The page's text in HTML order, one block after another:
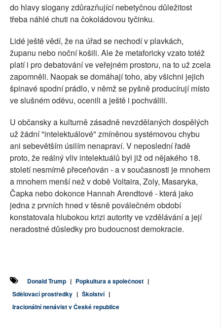
do hlavy slogany zdůrazňující nebetyčnou důležitost
třeba náhlé chuti na čokoládovou tyčinku.
Lidé ještě vědí, že na úřad se nechodí v plavkách,
županu nebo noční košili. Ale že metaforicky vzato totéž
platí i pro debatování ve veřejném prostoru, na to už zcela
zapomněli. Naopak se domáhají toho, aby všichni jejich
špinavé spodní prádlo, v němž se pyšně producírují místo
ve slušném oděvu, ocenili a ještě i pochválili.
U občansky a kulturně zásadně nevzdělaných dospělých
už žádní "intelektuálové" zmíněnou systémovou chybu
ani sebevětším úsilím nenapraví. V neposlední řadě
proto, že reálný vliv intelektuálů byl již od nějakého 18.
století nesmírně přeceňován - a v současnosti je mnohem
a mnohem menší než v době Voltaira, Zoly, Masaryka,
Čapka nebo dokonce Hannah Arendtové - která jako
jedna z prvních hned v těsně poválečném období
konstatovala hlubokou krizi autority ve vzdělávání a její
neradostné důsledky pro budoucnost demokracie.
Donald Trump | Popkultura a společnost |
Sdělovací prostředky | Školství |
Iracionální nenávist v České republice